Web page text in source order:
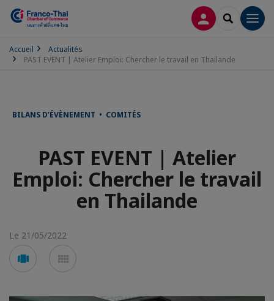
CONNEXION
Accueil
Actualités
PAST EVENT | Atelier Emploi: Chercher le travail en Thailande
BILANS D’ÉVÈNEMENT • COMITÉS
PAST EVENT | Atelier
Emploi: Chercher le travail
en Thailande
Le 21/05/2022
Voir
en
en